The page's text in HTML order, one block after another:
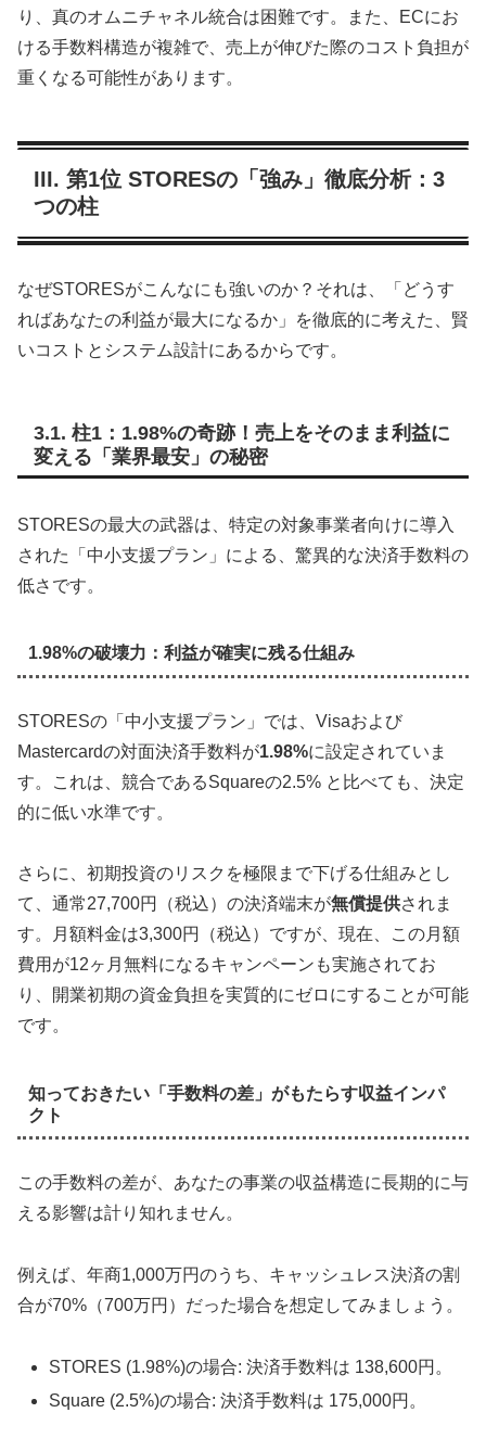
り、真のオムニチャネル統合は困難です。また、ECにお
ける手数料構造が複雑で、売上が伸びた際のコスト負担が
重くなる可能性があります。
III. 第1位 STORESの「強み」徹底分析：3
つの柱
なぜSTORESがこんなにも強いのか？それは、「どうす
ればあなたの利益が最大になるか」を徹底的に考えた、賢
いコストとシステム設計にあるからです。
3.1. 柱1：1.98%の奇跡！売上をそのまま利益に
変える「業界最安」の秘密
STORESの最大の武器は、特定の対象事業者向けに導入
された「中小支援プラン」による、驚異的な決済手数料の
低さです。
1.98%の破壊力：利益が確実に残る仕組み
STORESの「中小支援プラン」では、Visaおよび
Mastercardの対面決済手数料が1.98%に設定されていま
す。これは、競合であるSquareの2.5% と比べても、決定
的に低い水準です。
さらに、初期投資のリスクを極限まで下げる仕組みとし
て、通常27,700円（税込）の決済端末が無償提供されま
す。月額料金は3,300円（税込）ですが、現在、この月額
費用が12ヶ月無料になるキャンペーンも実施されてお
り、開業初期の資金負担を実質的にゼロにすることが可能
です。
知っておきたい「手数料の差」がもたらす収益インパ
クト
この手数料の差が、あなたの事業の収益構造に長期的に与
える影響は計り知れません。
例えば、年商1,000万円のうち、キャッシュレス決済の割
合が70%（700万円）だった場合を想定してみましょう。
STORES (1.98%)の場合: 決済手数料は 138,600円。
Square (2.5%)の場合: 決済手数料は 175,000円。